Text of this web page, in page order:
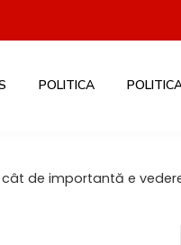
POLITICA
de importantă e